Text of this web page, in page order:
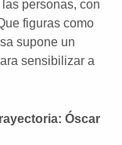
personas, con
figuras como
supone un
sensibilizar a
Óscar